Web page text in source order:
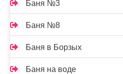
Баня №3
Баня №8
Баня в Борзых
Баня на воде